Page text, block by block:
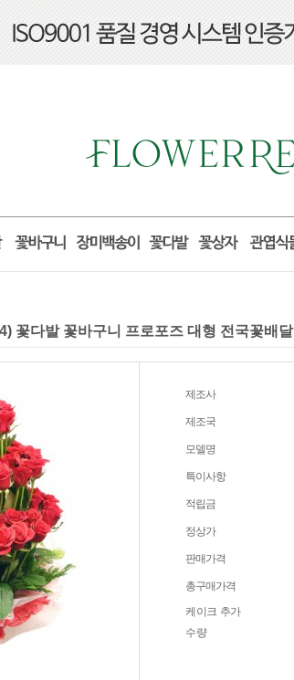
꽃다발 꽃바구니 프로포즈 대형 전국꽃배달
제조사
제조국
모델명
특이사항
적립금
정상가
판매가격
총구매가격
케이크 추가
수량